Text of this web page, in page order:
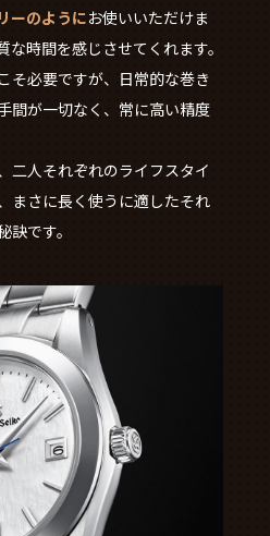
ーのようにお使いいただけま
時間を感じさせてくれます。
そ必要ですが、日常的な巻き
間が一切なく、常に高い精度
二人それぞれのライフスタイ
まさに長く使うに適したそれ
です。